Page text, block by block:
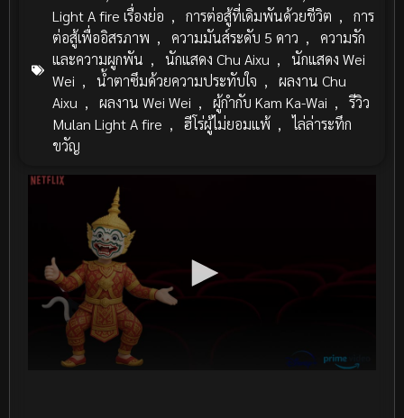
Light A fire เรื่องย่อ , การต่อสู้ที่เดิมพันด้วยชีวิต ,
การ
ต่อสู้เพื่ออิสรภาพ , ความมันส์ระดับ 5 ดาว ,
ความรัก
และความผูกพัน , นักแสดง Chu Aixu ,
นักแสดง Wei
Wei , น้ำตาซึมด้วยความประทับใจ ,
ผลงาน Chu
Aixu , ผลงาน Wei Wei , ผู้กำกับ Kam Ka-Wai ,
รีวิว
Mulan Light A fire , ฮีโร่ผู้ไม่ยอมแพ้ ,
ไล่ล่าระทึก
ขวัญ